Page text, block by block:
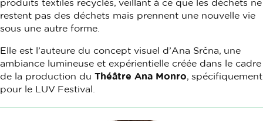
restent pas des déchets mais prennent une nouvelle vie
sous une autre forme.
Elle est l’auteure du concept visuel d’Ana Srčna, une
ambiance lumineuse et expérientielle créée dans le cadre
de la production du Théâtre Ana Monro , spécifiquement
pour le LUV Festival.